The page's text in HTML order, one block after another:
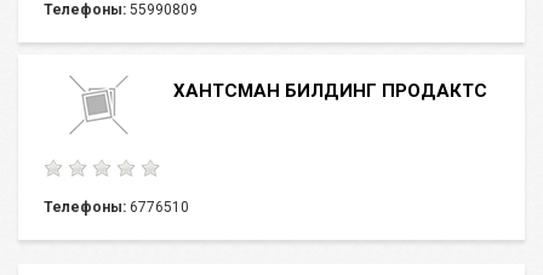
Телефоны: 55990809
ХАНТСМАН БИЛДИНГ ПРОДАКТС
Телефоны: 6776510